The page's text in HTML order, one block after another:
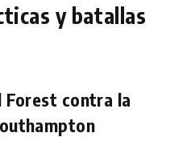
y batallas
Forest contra la